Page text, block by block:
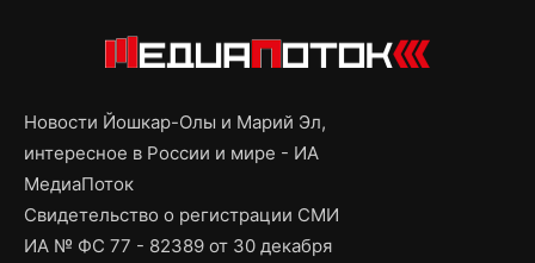
Новости Йошкар-Олы и Марий Эл,
интересное в России и мире - ИА
МедиаПоток
Свидетельство о регистрации СМИ
ИА № ФС 77 - 82389 от 30 декабря